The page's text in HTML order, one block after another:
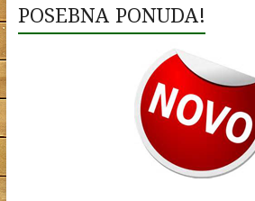
POSEBNA PONUDA!